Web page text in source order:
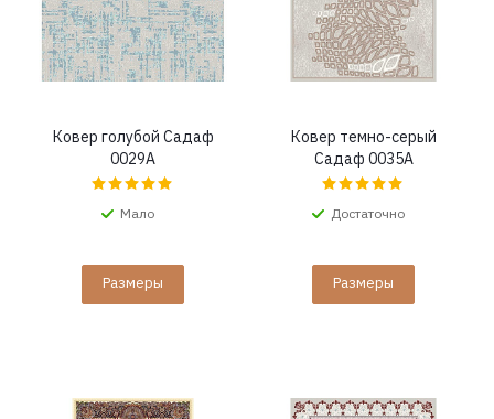
Ковер голубой Садаф
0029A
Мало
Размеры
Ковер темно-серый
Садаф 0035A
Достаточно
Размеры